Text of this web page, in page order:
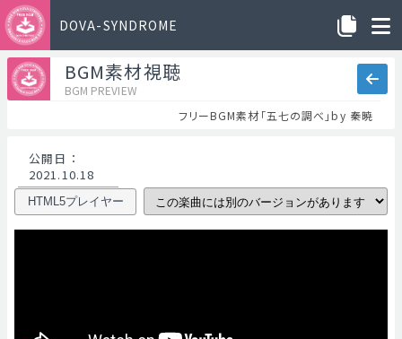
DOVA-SYNDROME
BGM素材視聴
BGM PREVIEW
フリーBGM素材「五七の調べ」by 秦暁
公開日 ：
2021.10.18
HTML5プレイヤー